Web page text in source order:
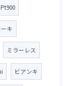
Pt900
キ
ミラーレス
ビアンキ